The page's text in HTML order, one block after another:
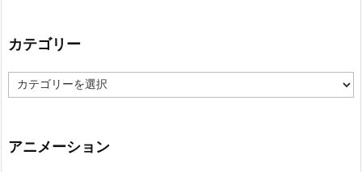
カテゴリー
テ
ー
アニメーション